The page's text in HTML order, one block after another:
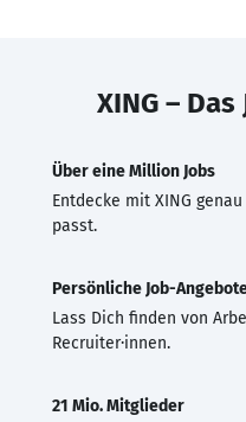
XING –
Über eine Million Jobs
Entdecke mit XING
passt.
Persönliche Job-
Lass Dich finden von
Recruiter·innen.
21 Mio. Mitglieder